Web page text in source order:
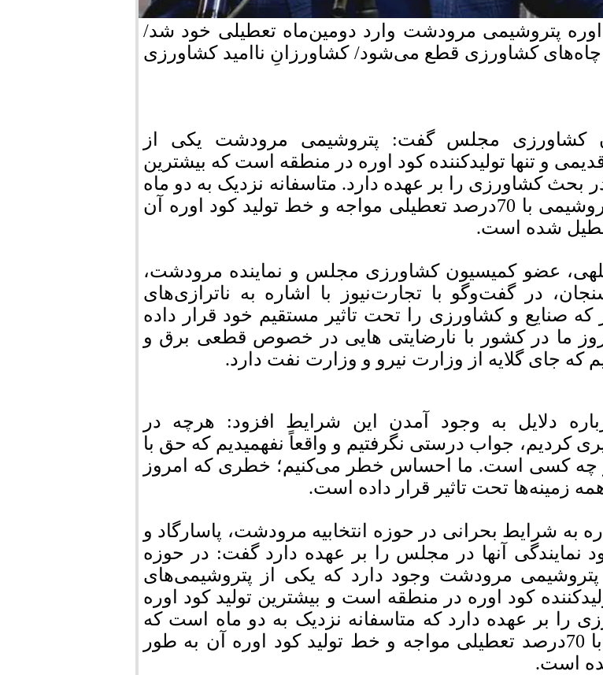
پتروشیمی مرودشت وارد دومین‌ماه تعطیلی خود شد/
چاه‌های کشاورزی قطع می‌شود/ کشاورزانِ ناامید کشاورزی
کشاورزی مجلس گفت: پتروشیمی مرودشت یکی از
و تنها تولیدکننده کود اوره در منطقه است که بیشترین
در بحث کشاورزی را بر عهده دارد. متاسفانه نزدیک به دو ماه
است که این پتروشیمی با 70درصد تعطیلی مواجه و خط تولید کود اوره آن
شده است.
عضو کمیسیون کشاورزی مجلس و نماینده مرودشت،
در گفت‌وگو با تجارت‌نیوز با اشاره به ناترازی‌های
که صنایع و کشاورزی را تحت تاثیر مستقیم خود قرار داده
ما در کشور با نارضایتی هایی در خصوص قطعی برق و
که جای گلایه از وزارت نیرو و وزارت نفت دارد.
دلایل به وجود آمدن این شرایط افزود: هرچه در
کردیم، جواب درستی نگرفتیم و واقعاً نفهمیدیم که حق با
کسی است. ما احساس خطر می‌کنیم؛ خطری که امروز
زمینه‌ها تحت تاثیر قرار داده است.
به شرایط بحرانی در حوزه انتخابیه مرودشت، پاسارگاد و
نمایندگی آنها در مجلس را بر عهده دارد گفت: در حوزه
پتروشیمی مرودشت وجود دارد که یکی از پتروشیمی‌های
کود اوره در منطقه است و بیشترین تولید کود اوره
را بر عهده دارد که متاسفانه نزدیک به دو ماه است که
این پتروشیمی با 70درصد تعطیلی مواجه و خط تولید کود اوره آن به طور
است.